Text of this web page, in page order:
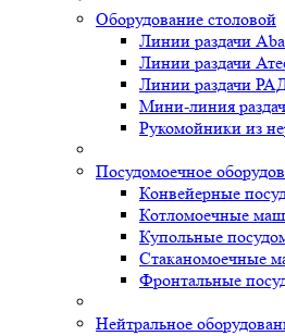
Оборудование столовой
Линии раздачи
Линии раздачи
Линии раздачи
Мини-линия
Рукомойники из
Посудомоечное
Конвейерные
Котломоечные
Купольные
Стаканомоечные
Фронтальные
Нейтральное